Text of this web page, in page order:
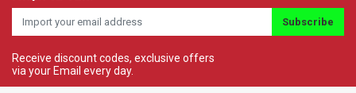
Subscribe
Receive discount codes, exclusive offers
via your Email every day.